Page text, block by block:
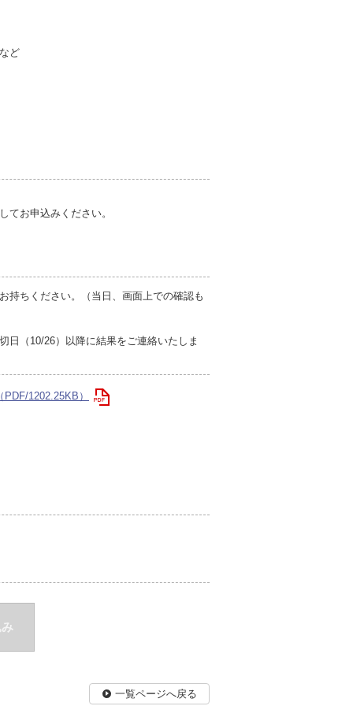
ど
てお申込みください。
持ちください。（当日、画面上での確認も
（10/26）以降に結果をご連絡いたしま
1202.25KB）
一覧ページへ戻る